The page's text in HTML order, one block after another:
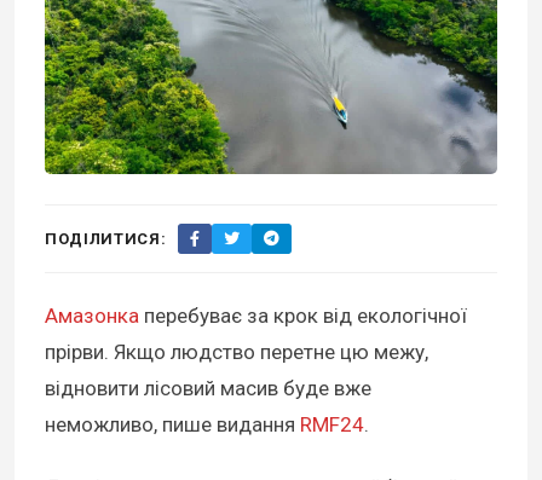
ПОДІЛИТИСЯ:
Амазонка перебуває за крок від екологічної
прірви. Якщо людство перетне цю межу,
відновити лісовий масив буде вже
неможливо, пише видання RMF24.